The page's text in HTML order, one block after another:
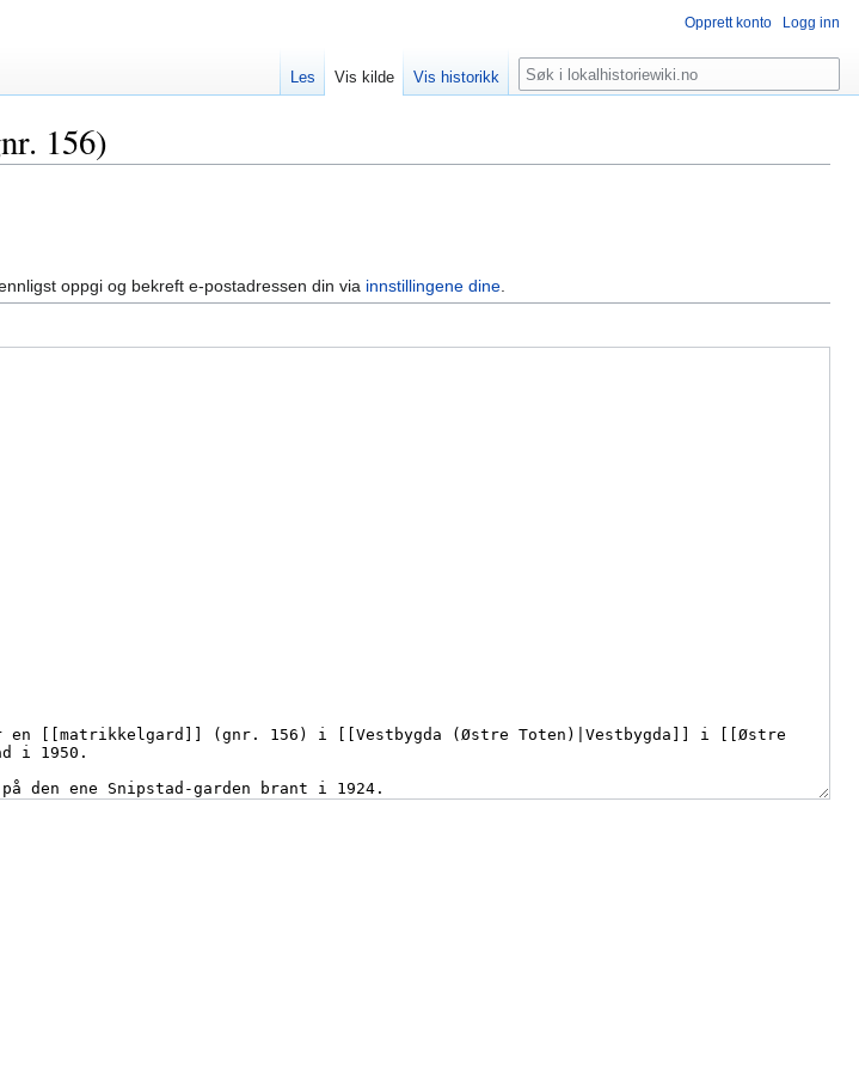
156)
oppgi og bekreft e-postadressen din via innstillingene dine
Opprett konto Logg inn
Les Vis kilde Vis historikk Søk